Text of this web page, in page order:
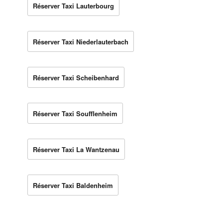
Réserver Taxi Lauterbourg
Réserver Taxi Niederlauterbach
Réserver Taxi Scheibenhard
Réserver Taxi Soufflenheim
Réserver Taxi La Wantzenau
Réserver Taxi Baldenheim